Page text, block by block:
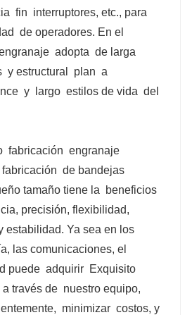
fin interruptores, etc., para
de operadores. En el
adopta de larga
y estructural plan a
y largo estilos de vida del
fabricación engranaje
fabricación de bandejas
tamaño tiene la
beneficios
precisión, flexibilidad,
estabilidad. Ya sea en los
las comunicaciones, el
puede adquirir Exquisito
a través de nuestro equipo,
minimizar costos, y